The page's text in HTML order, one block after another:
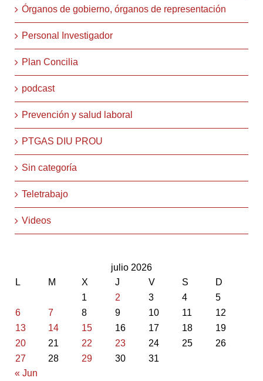
Órganos de gobierno, órganos de representación
Personal Investigador
Plan Concilia
podcast
Prevención y salud laboral
PTGAS DIU PROU
Sin categoría
Teletrabajo
Videos
julio 2026
L
M X J V S
D
1
2 3 4
5
6
7 8 9 10 11
12
13
14 15 16 17 18
19
20
21 22 23 24 25
26
27
28 29 30
31
« Jun